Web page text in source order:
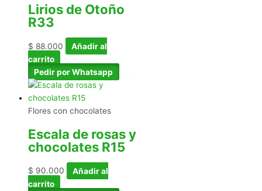
Lirios de Otoño
R33
$ 88.000
Añadir al
carrito
Pedir por Whatsapp
Flores con chocolates
Escala de rosas y
chocolates R15
$ 90.000
Añadir al
carrito